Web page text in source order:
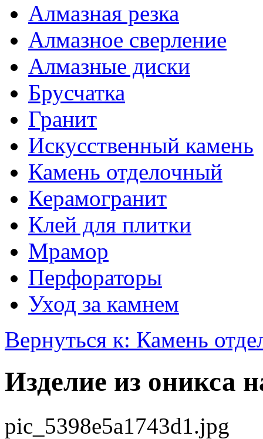
Алмазная резка
Алмазное сверление
Алмазные диски
Брусчатка
Гранит
Искусственный камень
Камень отделочный
Керамогранит
Клей для плитки
Мрамор
Перфораторы
Уход за камнем
Вернуться к: Камень
Изделие из оникса
pic_5398e5a1743d1.jpg